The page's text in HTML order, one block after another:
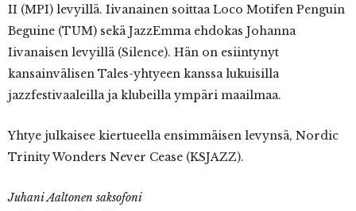
II (MPI) levyillä. Iivanainen soittaa Loco Motifen Penguin
Beguine (TUM) sekä JazzEmma ehdokas Johanna
Iivanaisen levyillä (Silence). Hän on esiintynyt
kansainvälisen Tales-yhtyeen kanssa lukuisilla
jazzfestivaaleilla ja klubeilla ympäri maailmaa.
Yhtye julkaisee kiertueella ensimmäisen levynsä, Nordic
Trinity Wonders Never Cease (KSJAZZ).
Juhani Aaltonen saksofoni